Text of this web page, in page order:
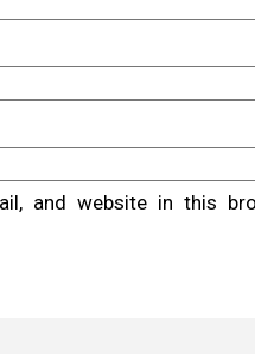
and website in this